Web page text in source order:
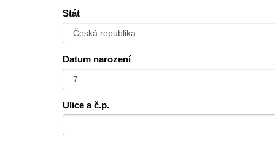
Stát
Datum narození
Ulice a č.p.